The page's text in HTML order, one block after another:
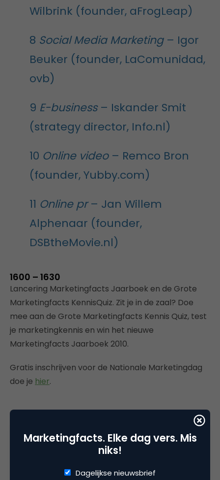
Wilbrink (founder, aFrogLeap)
8 Social Media Marketing– Igor
Beuker (founder, LaComunidad,
ovb)
9 E-business– Iskander Smit
(strategy director, Info.nl)
10 Online video– Remco Bron
(founder, Yubby.com)
11 Online pr– Jan Willem
Alphenaar (founder,
DSBtheMovie.nl)
1600 – 1630
Lancering Marketingfacts Jaarboek en de Grote
Marketingfacts KennisQuiz. Zit je in de zaal? Doe
mee aan de Grote Marketingfacts Kennis Quiz, test
je marketingkennis en win het nieuwe
Marketingfacts Jaarboek 2010.
Gratis inschrijven voor de Nationale Marketingdag
doe je hier.
Deel dit artikel
Marketingfacts. Elke dag vers. Mis
niks!
Dagelijkse nieuwsbrief